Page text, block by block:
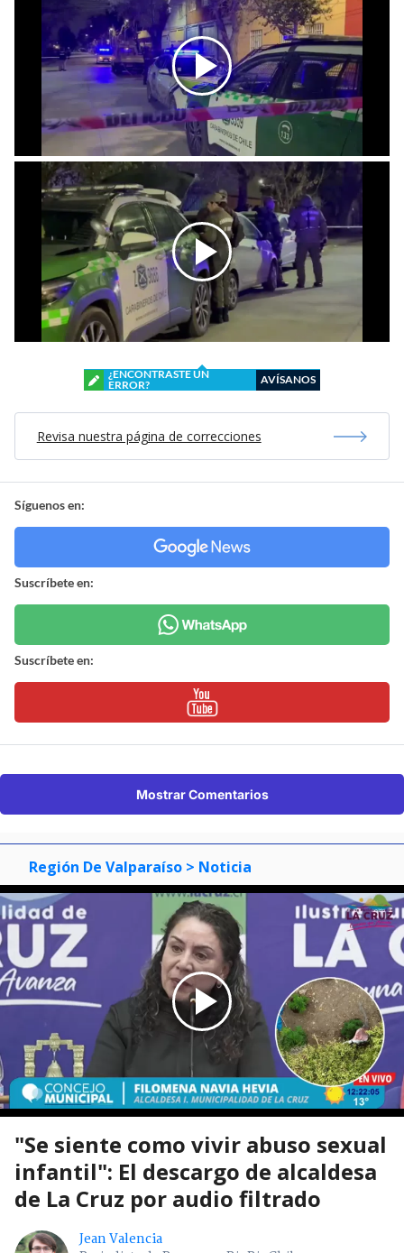
¿ENCONTRASTE UN
ERROR?
AVÍSANOS
Revisa nuestra página de correcciones
Síguenos en:
Suscríbete en:
Suscríbete en:
Mostrar Comentarios
Región De Valparaíso > Noticia
"Se siente como vivir abuso sexual
infantil": El descargo de alcaldesa
de La Cruz por audio filtrado
Jean Valencia